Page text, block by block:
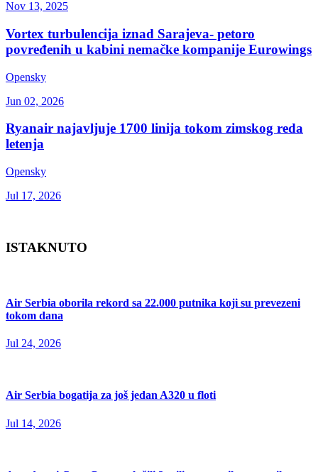
Nov 13, 2025
Vortex turbulencija iznad Sarajeva- petoro
povređenih u kabini nemačke kompanije Eurowings
Opensky
Jun 02, 2026
Ryanair najavljuje 1700 linija tokom zimskog reda
letenja
Opensky
Jul 17, 2026
ISTAKNUTO
Air Serbia oborila rekord sa 22.000 putnika koji su prevezeni
tokom dana
Jul 24, 2026
Air Serbia bogatija za još jedan A320 u floti
Jul 14, 2026